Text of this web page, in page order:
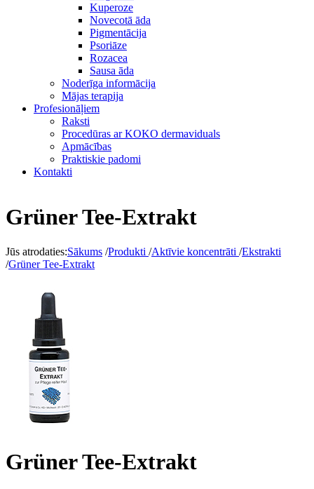
Kuperoze
Novecotā āda
Pigmentācija
Psoriāze
Rozacea
Sausa āda
Noderīga informācija
Mājas terapija
Profesionāļiem
Raksti
Procedūras ar KOKO dermaviduals
Apmācības
Praktiskie padomi
Kontakti
Grüner Tee-Extrakt
Jūs atrodaties:Sākums /Produkti /Aktīvie koncentrāti /Ekstrakti
/Grüner Tee-Extrakt
Grüner Tee-Extrakt